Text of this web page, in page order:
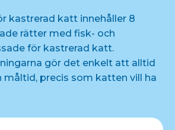
kastrerad katt innehåller 8
rätter med fisk- och
för kastrerad katt.
gör det enkelt att alltid
måltid, precis som katten vill ha